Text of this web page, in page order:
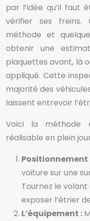
par l’idée qu’il faut
vérifier ses freins.
méthode et
obtenir une
plaquettes avant, là
appliqué. Cette
majorité des
laissent entrevoir
Voici la méthode
réalisable en plein
voiture sur une
Tournez le
exposer l’étrier
L’équipement :